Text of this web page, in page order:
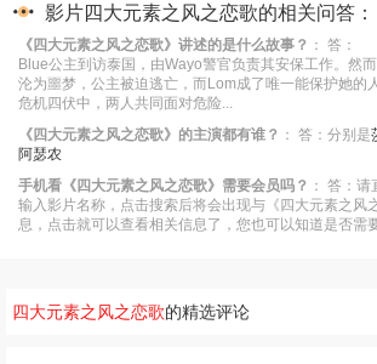
影片四大元素之风之恋歌的相关问答：
《四大元素之风之恋歌》讲述的是什么故事？ ： 答：
Blue公主到访泰国，由Wayo警官负责其安保工作。然
沦为噩梦，公主被迫逃亡，而Lom成了唯一能保护
危机四伏中，两人共同面对危险...
《四大元素之风之恋歌》的主演都有谁？ ： 答：分别是
阿瑟农
手机看《四大元素之风之恋歌》需要会员吗？ ： 答：请
输入影片名称，点击搜索后将会出现与《四大元素之风
息，点击就可以查看相关信息了，您也可以知道是否需
四大元素之风之恋歌的精选评论